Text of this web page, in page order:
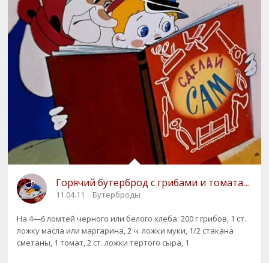
Горячий бутерброд с грибами и томатами
11.04.11 Бутерброды
На 4—6 ломтей черного или белого хлеба: 200 г грибов, 1 ст.
ложку масла или маргарина, 2 ч. ложки муки, 1/2 стакана
сметаны, 1 томат, 2 ст. ложки тертого сыра, 1